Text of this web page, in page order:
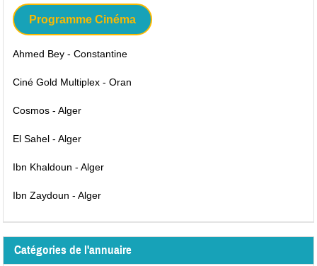
Programme Cinéma
Ahmed Bey - Constantine
Ciné Gold Multiplex - Oran
Cosmos - Alger
El Sahel - Alger
Ibn Khaldoun - Alger
Ibn Zaydoun - Alger
Catégories de l'annuaire